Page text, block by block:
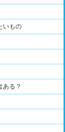
いもの
ある？